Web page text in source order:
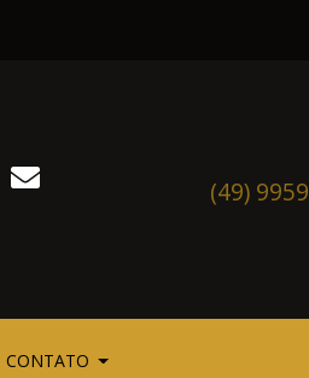
(49)
CONTATO